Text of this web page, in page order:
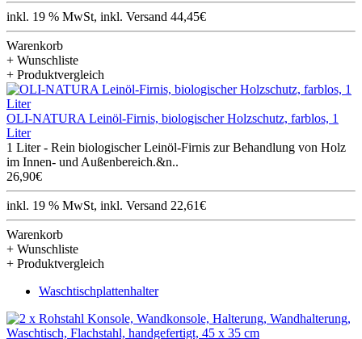
inkl. 19 % MwSt, inkl. Versand 44,45€
Warenkorb
+ Wunschliste
+ Produktvergleich
OLI-NATURA Leinöl-Firnis, biologischer Holzschutz, farblos, 1
Liter
1 Liter - Rein biologischer Leinöl-Firnis zur Behandlung von Holz
im Innen- und Außenbereich.&n..
26,90€
inkl. 19 % MwSt, inkl. Versand 22,61€
Warenkorb
+ Wunschliste
+ Produktvergleich
Waschtischplattenhalter